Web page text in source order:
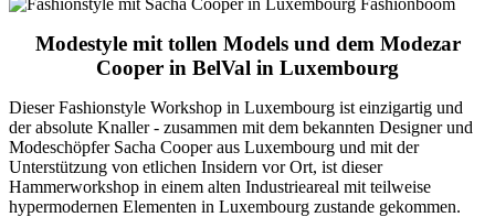
Modestyle mit tollen Models und dem Modezar
Cooper in BelVal in Luxembourg
Dieser Fashionstyle Workshop in Luxembourg ist einzigartig und
der absolute Knaller - zusammen mit dem bekannten Designer und
Modeschöpfer Sacha Cooper aus Luxembourg und mit der
Unterstützung von etlichen Insidern vor Ort, ist dieser
Hammerworkshop in einem alten Industrieareal mit teilweise
hypermodernen Elementen in Luxembourg zustande gekommen.